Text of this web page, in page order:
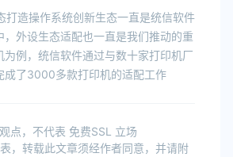
打造操作系统创新生态一直是统信软件
，外设生态适配也一直是我们推动的重
为例，统信软件通过与数十家打印机厂
成了3000多款打印机的适配工作
点，不代表 免费SSL 立场
，转载此文章须经作者同意，并请附